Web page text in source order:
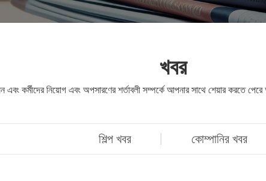
খবর
কর্মীদের নিয়োগ এবং অপসারণের শর্তাবলী সম্পর্কে আপনার সাথে শেয়ার করতে পেরে
শিল্প খবর কোম্পানির খবর